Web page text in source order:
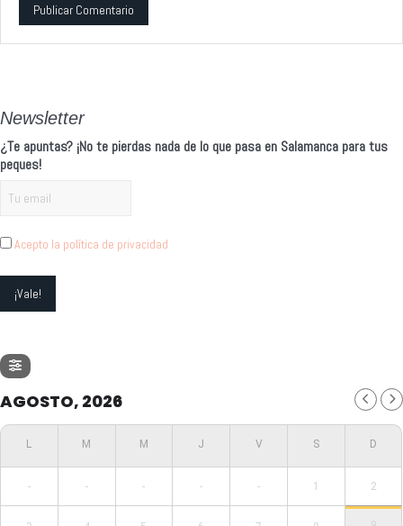
Newsletter
¿Te apuntas? ¡No te pierdas nada de lo que pasa en Salamanca para tus
peques!
Acepto la política de privacidad
AGOSTO, 2026
- - - - - 1 2